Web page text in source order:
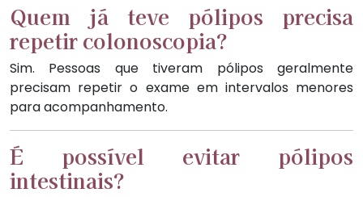
Quem já teve pólipos precisa
repetir colonoscopia?
Sim. Pessoas que tiveram pólipos geralmente
precisam repetir o exame em intervalos menores
para acompanhamento.
É possível evitar pólipos
intestinais?